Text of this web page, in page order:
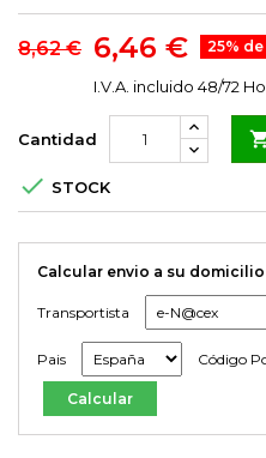
8,62 € 6,46 € 25%
I.V.A. incluido 48/72
Cantidad
 STOCK
Calcular envio a su domicilio
Transportista
Pais Código